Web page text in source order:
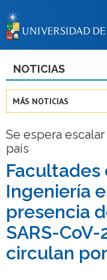
NOTICIAS
MÁS NOTICIAS
Se espera
país
Facultades
Ingeniería
presencia
SARS-
circulan